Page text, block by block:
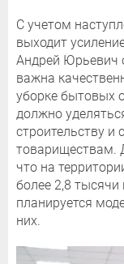
С учетом
выходит
Андрей Юрьевич
важна
уборке бытовых
должно
строительству
товариществам.
что на
более 2,8
планируется
них.